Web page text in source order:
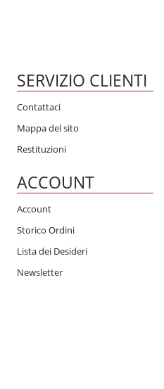
SERVIZIO CLIENTI
Contattaci
Mappa del sito
Restituzioni
ACCOUNT
Account
Storico Ordini
Lista dei Desideri
Newsletter